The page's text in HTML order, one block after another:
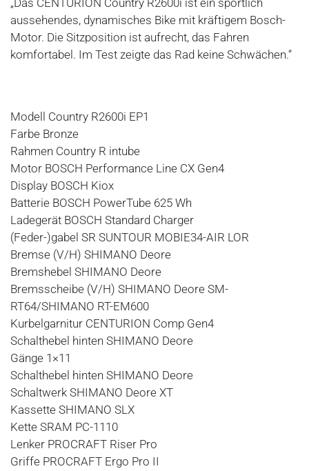
„Das CENTURION Country R2600i ist ein sportlich
aussehendes, dynamisches Bike mit kräftigem Bosch-
Motor. Die Sitzposition ist aufrecht, das Fahren
komfortabel. Im Test zeigte das Rad keine Schwächen.“
Modell Country R2600i EP1
Farbe Bronze
Rahmen Country R intube
Motor BOSCH Performance Line CX Gen4
Display BOSCH Kiox
Batterie BOSCH PowerTube 625 Wh
Ladegerät BOSCH Standard Charger
(Feder-)gabel SR SUNTOUR MOBIE34-AIR LOR
Bremse (V/H) SHIMANO Deore
Bremshebel SHIMANO Deore
Bremsscheibe (V/H) SHIMANO Deore SM-
RT64/SHIMANO RT-EM600
Kurbelgarnitur CENTURION Comp Gen4
Schalthebel hinten SHIMANO Deore
Gänge 1×11
Schalthebel hinten SHIMANO Deore
Schaltwerk SHIMANO Deore XT
Kassette SHIMANO SLX
Kette SRAM PC-1110
Lenker PROCRAFT Riser Pro
Griffe PROCRAFT Ergo Pro II